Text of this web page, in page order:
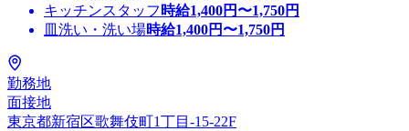
キッチンスタッフ 時給1,400円〜1,750円
皿洗い・洗い場時給1,400円〜1,750円
勤務地
面接地
東京都新宿区歌舞伎町1丁目-15-22F